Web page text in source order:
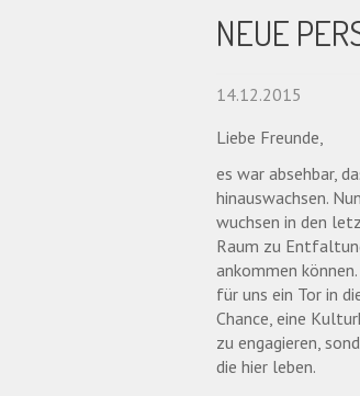
NEUE
14.12.2015
Liebe Freunde,
es war absehbar,
hinauswachsen.
wuchsen in den
Raum zu
ankommen
für uns ein Tor in
Chance, eine
zu engagieren,
die hier leben.